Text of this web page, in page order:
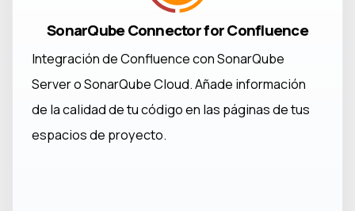
SonarQube Connector for Confluence
Integración de Confluence con SonarQube
Server o SonarQube Cloud. Añade información
de la calidad de tu código en las páginas de tus
espacios de proyecto.